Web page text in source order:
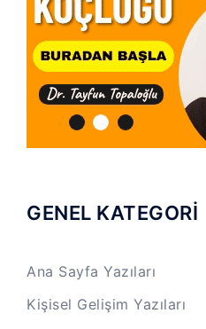
GENEL KATEGORİ
Ana Sayfa Yazıları
Kişisel Gelişim Yazıları